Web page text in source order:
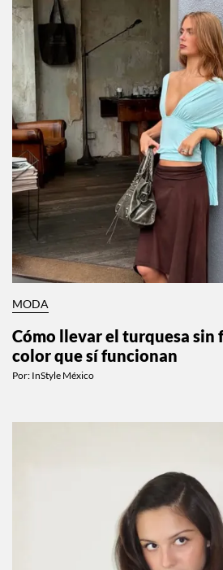
MODA
Cómo llevar el turquesa sin
color que sí funcionan
Por: InStyle México